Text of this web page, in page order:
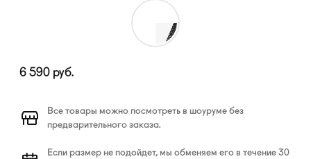
6 590 руб.
Все товары можно посмотреть в шоуруме без
предварительного заказа.
Если размер не подойдет, мы обменяем его в течение 30